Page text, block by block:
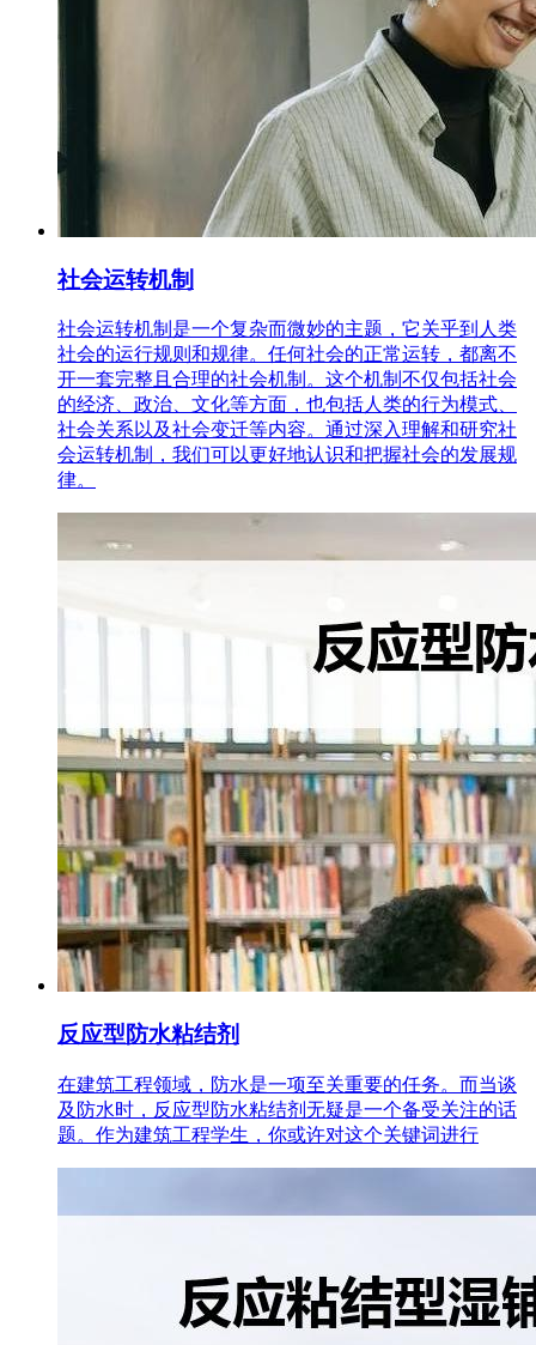
社会运转机制
社会运转机制是一个复杂而微妙的主题，它关乎到人类
社会的运行规则和规律。任何社会的正常运转，都离不
开一套完整且合理的社会机制。这个机制不仅包括社会
的经济、政治、文化等方面，也包括人类的行为模式、
社会关系以及社会变迁等内容。通过深入理解和研究社
会运转机制，我们可以更好地认识和把握社会的发展规
律。
反应型防水粘结剂
在建筑工程领域，防水是一项至关重要的任务。而当谈
及防水时，反应型防水粘结剂无疑是一个备受关注的话
题。作为建筑工程学生，你或许对这个关键词进行